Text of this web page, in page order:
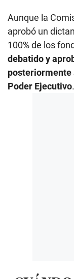
Aunque la
aprobó un
100% de los
debatido y
posteriormente
Poder Ejecutivo.